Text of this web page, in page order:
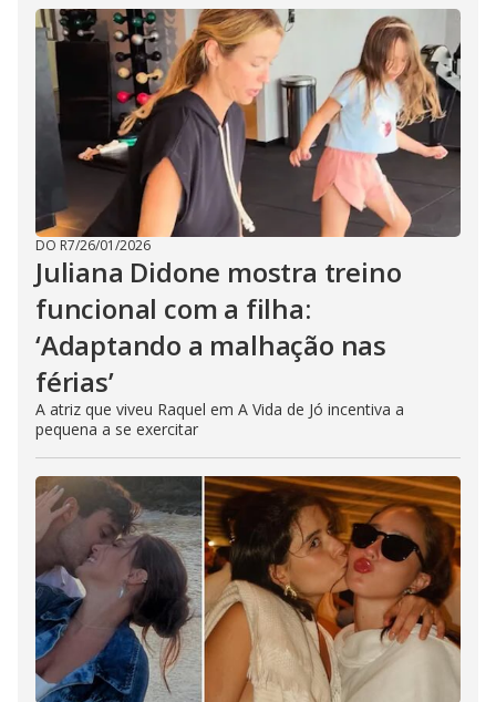
DO R7/26/01/2026
Juliana Didone mostra treino
funcional com a filha:
‘Adaptando a malhação nas
férias’
A atriz que viveu Raquel em A Vida de Jó incentiva a
pequena a se exercitar